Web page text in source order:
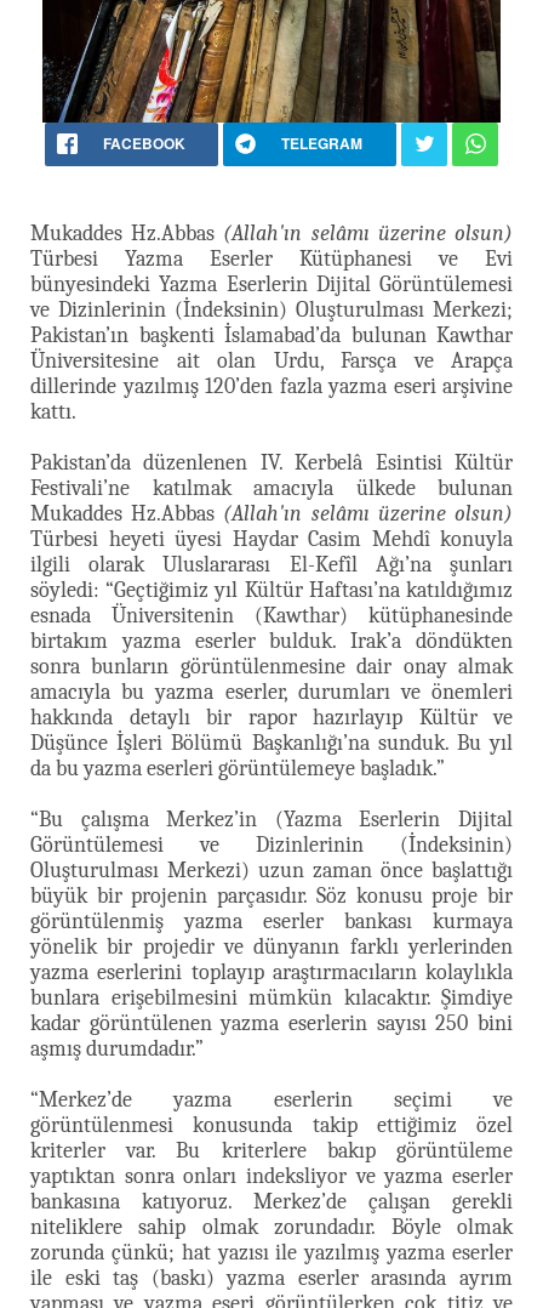
FACEBOOK TELEGRAM
Mukaddes Hz.Abbas (Allah'ın selâmı üzerine olsun)
Türbesi Yazma Eserler Kütüphanesi ve Evi
bünyesindeki Yazma Eserlerin Dijital Görüntülemesi
ve Dizinlerinin (İndeksinin) Oluşturulması Merkezi;
Pakistan’ın başkenti İslamabad’da bulunan Kawthar
Üniversitesine ait olan Urdu, Farsça ve Arapça
dillerinde yazılmış 120’den fazla yazma eseri arşivine
kattı.
Pakistan’da düzenlenen IV. Kerbelâ Esintisi Kültür
Festivali’ne katılmak amacıyla ülkede bulunan
Mukaddes Hz.Abbas (Allah'ın selâmı üzerine olsun)
Türbesi heyeti üyesi Haydar Casim Mehdî konuyla
ilgili olarak Uluslararası El-Kefîl Ağı’na şunları
söyledi: “Geçtiğimiz yıl Kültür Haftası’na katıldığımız
esnada Üniversitenin (Kawthar) kütüphanesinde
birtakım yazma eserler bulduk. Irak’a döndükten
sonra bunların görüntülenmesine dair onay almak
amacıyla bu yazma eserler, durumları ve önemleri
hakkında detaylı bir rapor hazırlayıp Kültür ve
Düşünce İşleri Bölümü Başkanlığı’na sunduk. Bu yıl
da bu yazma eserleri görüntülemeye başladık.”
“Bu çalışma Merkez’in (Yazma Eserlerin Dijital
Görüntülemesi ve Dizinlerinin (İndeksinin)
Oluşturulması Merkezi) uzun zaman önce başlattığı
büyük bir projenin parçasıdır. Söz konusu proje bir
görüntülenmiş yazma eserler bankası kurmaya
yönelik bir projedir ve dünyanın farklı yerlerinden
yazma eserlerini toplayıp araştırmacıların kolaylıkla
bunlara erişebilmesini mümkün kılacaktır. Şimdiye
kadar görüntülenen yazma eserlerin sayısı 250 bini
aşmış durumdadır.”
“Merkez’de yazma eserlerin seçimi ve
görüntülenmesi konusunda takip ettiğimiz özel
kriterler var. Bu kriterlere bakıp görüntüleme
yaptıktan sonra onları indeksliyor ve yazma eserler
bankasına katıyoruz. Merkez’de çalışan gerekli
niteliklere sahip olmak zorundadır. Böyle olmak
zorunda çünkü; hat yazısı ile yazılmış yazma eserler
ile eski taş (baskı) yazma eserler arasında ayrım